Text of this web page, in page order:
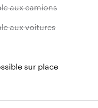
aux camions
aux voitures
sur place